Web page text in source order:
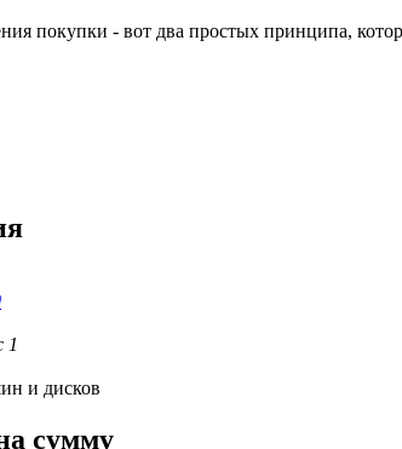
покупки - вот два простых принципа,
1
и дисков
сумму